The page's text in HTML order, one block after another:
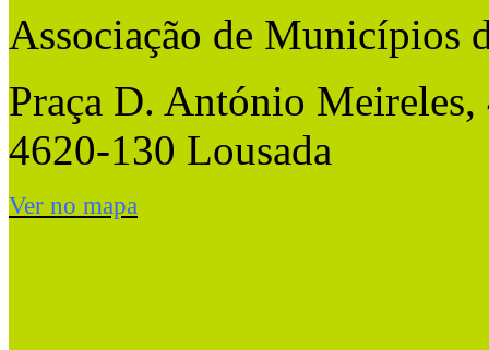
Associação de Municípios
Praça D. António Meireles,
4620-130 Lousada
Ver no mapa